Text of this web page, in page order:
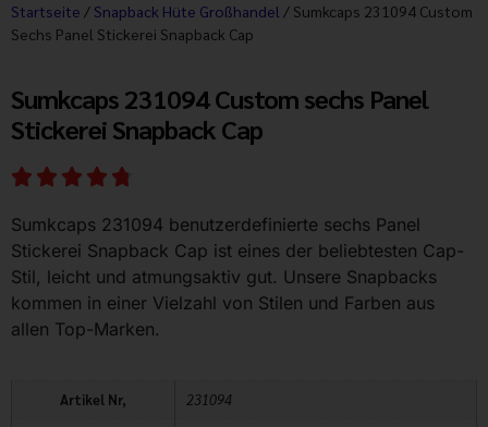
Startseite / Snapback Hüte Großhandel / Sumkcaps 231094 Custom
Sechs Panel Stickerei Snapback Cap
Sumkcaps 231094 Custom sechs Panel
Stickerei Snapback Cap
Sumkcaps 231094 benutzerdefinierte sechs Panel
Stickerei Snapback Cap ist eines der beliebtesten Cap-
Stil, leicht und atmungsaktiv gut. Unsere Snapbacks
kommen in einer Vielzahl von Stilen und Farben aus
allen Top-Marken.
Artikel Nr, 231094